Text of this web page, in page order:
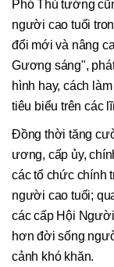
Phó Thủ tướng
người cao tuổi
đổi mới và nâng
Gương sáng",
hình hay, cách
tiêu biểu trên các
Đồng thời tăng
ương, cấp ủy,
các tổ chức chính
người cao tuổi;
các cấp Hội
hơn đời sống
cảnh khó khăn.